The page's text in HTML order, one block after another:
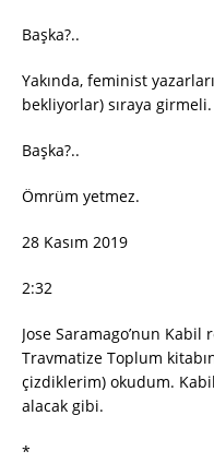
Başka?..
Yakında, feminist
bekliyorlar) sıraya girmeli.
Başka?..
Ömrüm yetmez.
28 Kasım 2019
2:32
Jose Saramago’nun Kabil
Travmatize Toplum
çizdiklerim) okudum.
alacak gibi.
*